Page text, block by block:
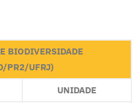
BIODIVERSIDADE
PR2/UFRJ)
UNIDADE